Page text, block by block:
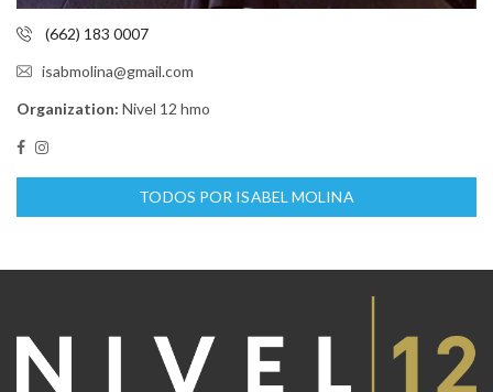
(662) 183 0007
isabmolina@gmail.com
Organization: Nivel 12 hmo
TODOS POR ISABEL MOLINA